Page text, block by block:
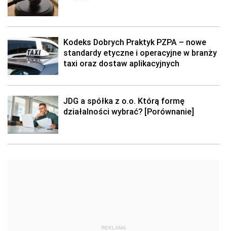
Kodeks Dobrych Praktyk PZPA – nowe
standardy etyczne i operacyjne w branży
taxi oraz dostaw aplikacyjnych
JDG a spółka z o.o. Którą formę
działalności wybrać? [Porównanie]
REKLAMA